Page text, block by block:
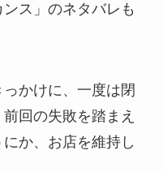
ス」のネタバレも
かけに、一度は閉
回の失敗を踏まえ
か、お店を維持し